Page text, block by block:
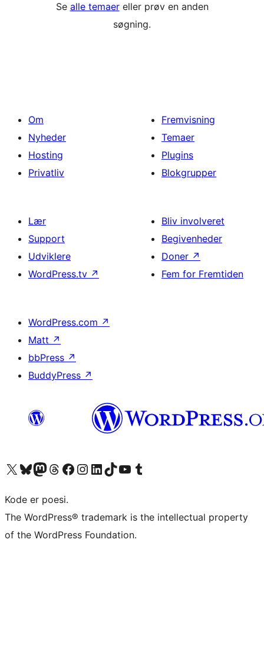
Se alle temaereller prøv en anden
søgning.
Om
Nyheder
Hosting
Privatliv
Fremvisning
Temaer
Plugins
Blokgrupper
Lær
Support
Udviklere
WordPress.tv ↗
Bliv involveret
Begivenheder
Doner ↗
Fem for Fremtiden
WordPress.com ↗
Matt ↗
bbPress ↗
BuddyPress ↗
Besøg vores X (tidligere Twitter) konto
Besøg vores Bluesky-konto
Besøg vores Mastodon konto
Besøg vores Threads-konto
Besøg vores Facebook sideBesøg vores Instagram konto
Besøg vores LinkedIn konto
Besøg vores TikTok-konto
Besøg vores YouTube-kanalBesøg vores Tumblr-konto
Kode er poesi.
The WordPress® trademark is the intellectual property
of the WordPress Foundation.